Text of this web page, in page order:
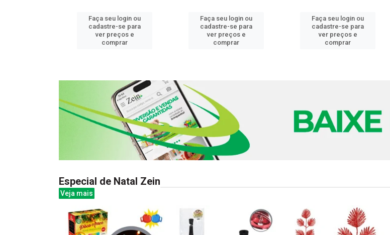
Faça seu login ou
cadastre-se para
ver preços e
comprar
Faça seu login ou
cadastre-se para
ver preços e
comprar
Faça seu login ou
cadastre-se para
ver preços e
comprar
Especial de Natal Zein
Veja mais